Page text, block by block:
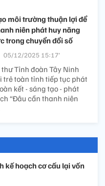
môi trường thuận lợi để
niên phát huy năng
trong chuyển đổi số
05/12/2025 15:17’
thư Tỉnh đoàn Tây Ninh
trẻ toàn tỉnh tiếp tục phát
kết - sáng tạo - phát
“Đâu cần thanh niên
kế hoạch cơ cấu lại vốn